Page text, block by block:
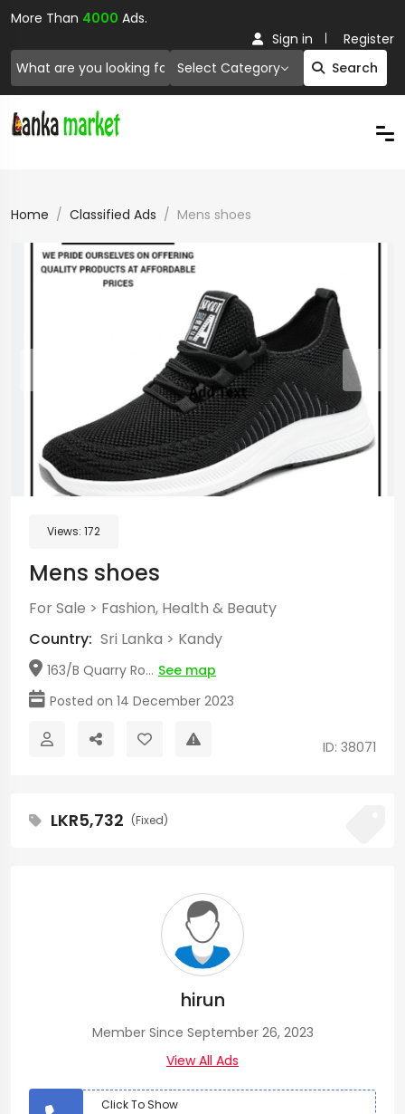
More Than 4000 Ads.
Select Category Search
Sign in Register
Home Classified Ads Mens shoes
Views: 172
Mens shoes
For Sale > Fashion, Health & Beauty
Country: Sri Lanka > Kandy
163/B Quarry Ro... See map
Posted on 14 December 2023
ID: 38071
LKR5,732 (Fixed)
hirun
Member Since September 26, 2023
View All Ads
Click To Show